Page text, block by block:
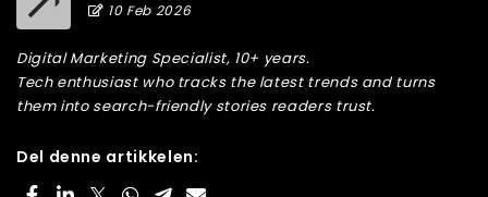
10 Feb 2026
Digital Marketing Specialist, 10+ years.
Tech enthusiast who tracks the latest trends and turns
them into search-friendly stories readers trust.
Del denne artikkelen: